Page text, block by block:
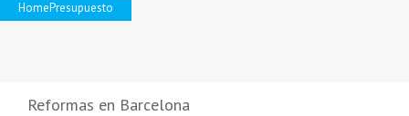
HomePresupuesto
Reformas en Barcelona